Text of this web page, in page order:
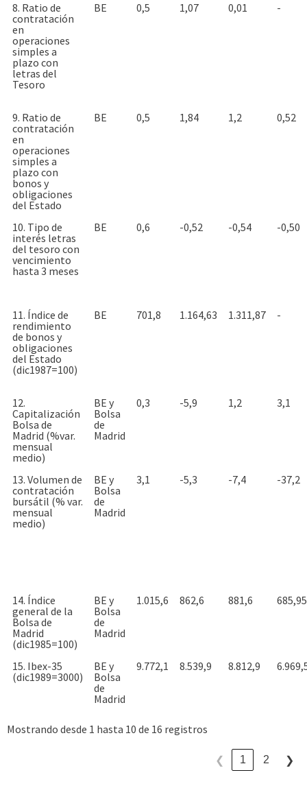
8. Ratio de
contratación
en
operaciones
simples a
plazo con
letras del
Tesoro
BE 0,5 1,07 0,01 -
9. Ratio de
contratación
en
operaciones
simples a
plazo con
bonos y
obligaciones
del Estado
BE 0,5 1,84 1,2 0,52
10. Tipo de
interés letras
del tesoro con
vencimiento
hasta 3 meses
BE 0,6 -0,52 -0,54 -0,50
11. Índice de
rendimiento
de bonos y
obligaciones
del Estado
(dic1987=100)
BE 701,8 1.164,63 1.311,87 -
12.
Capitalización
Bolsa de
Madrid (%var.
mensual
medio)
BE y
Bolsa
de
Madrid
0,3 -5,9 1,2 3,1
13. Volumen de
contratación
bursátil (% var.
mensual
medio)
BE y
Bolsa
de
Madrid
3,1 -5,3 -7,4 -37,2
14. Índice
general de la
Bolsa de
Madrid
(dic1985=100)
BE y
Bolsa
de
Madrid
1.015,6 862,6 881,6 685,95
15. Ibex-35
(dic1989=3000)
BE y
Bolsa
de
Madrid
9.772,1 8.539,9 8.812,9
Mostrando desde 1 hasta 10 de 16 registros
❮ 1 2 ❯